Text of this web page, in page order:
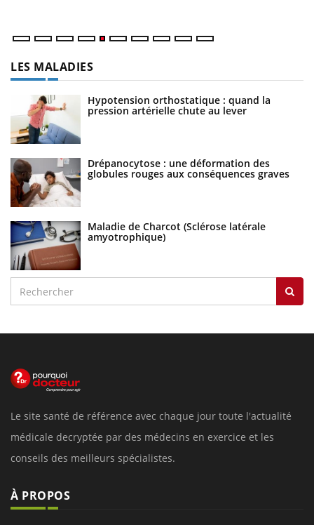
LES MALADIES
Hypotension orthostatique : quand la
pression artérielle chute au lever
Drépanocytose : une déformation des
globules rouges aux conséquences graves
Maladie de Charcot (Sclérose latérale
amyotrophique)
Le site santé de référence avec chaque jour toute l'actualité
médicale decryptée par des médecins en exercice et les
conseils des meilleurs spécialistes.
À PROPOS